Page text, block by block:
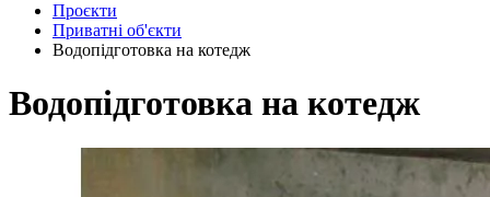
Проєкти
Приватні об'єкти
Водопідготовка на котедж
Водопідготовка на котедж